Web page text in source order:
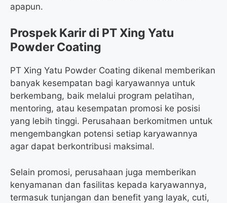
apapun.
Prospek Karir di PT Xing Yatu
Powder Coating
PT Xing Yatu Powder Coating dikenal memberikan
banyak kesempatan bagi karyawannya untuk
berkembang, baik melalui program pelatihan,
mentoring, atau kesempatan promosi ke posisi
yang lebih tinggi. Perusahaan berkomitmen untuk
mengembangkan potensi setiap karyawannya
agar dapat berkontribusi maksimal.
Selain promosi, perusahaan juga memberikan
kenyamanan dan fasilitas kepada karyawannya,
termasuk tunjangan dan benefit yang layak, cuti,